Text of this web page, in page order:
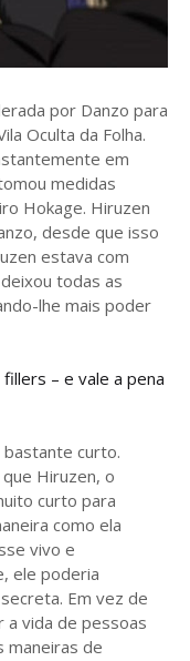
por Danzo para
Oculta da Folha.
em
medidas
Hokage. Hiruzen
desde que isso
estava com
todas as
lhe mais poder
– e vale a pena
curto.
Hiruzen, o
curto para
como ela
vivo e
ele poderia
Em vez de
a vida de pessoas
maneiras de